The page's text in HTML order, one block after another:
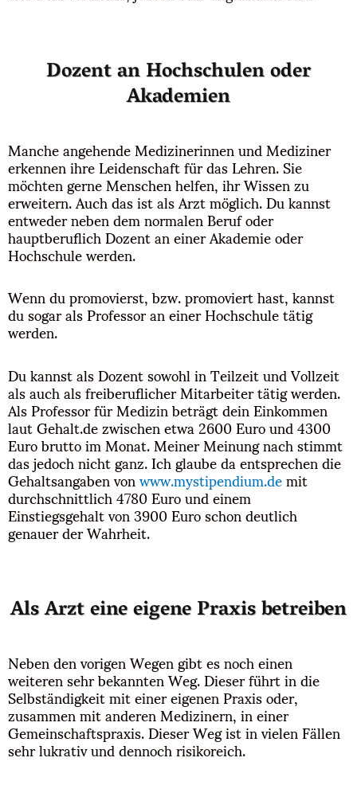
Dozent an Hochschulen oder
Akademien
Manche angehende Medizinerinnen und Mediziner
erkennen ihre Leidenschaft für das Lehren. Sie
möchten gerne Menschen helfen, ihr Wissen zu
erweitern. Auch das ist als Arzt möglich. Du kannst
entweder neben dem normalen Beruf oder
hauptberuflich Dozent an einer Akademie oder
Hochschule werden.
Wenn du promovierst, bzw. promoviert hast, kannst
du sogar als Professor an einer Hochschule tätig
werden.
Du kannst als Dozent sowohl in Teilzeit und Vollzeit
als auch als freiberuflicher Mitarbeiter tätig werden.
Als Professor für Medizin beträgt dein Einkommen
laut Gehalt.de zwischen etwa 2600 Euro und 4300
Euro brutto im Monat. Meiner Meinung nach stimmt
das jedoch nicht ganz. Ich glaube da entsprechen die
Gehaltsangaben vonwww.mystipendium.demit
durchschnittlich 4780 Euro und einem
Einstiegsgehalt von 3900 Euro schon deutlich
genauer der Wahrheit.
Als Arzt eine eigene Praxis betreiben
Neben den vorigen Wegen gibt es noch einen
weiteren sehr bekannten Weg. Dieser führt in die
Selbständigkeit mit einer eigenen Praxis oder,
zusammen mit anderen Medizinern, in einer
Gemeinschaftspraxis. Dieser Weg ist in vielen Fällen
sehr lukrativ und dennoch risikoreich.